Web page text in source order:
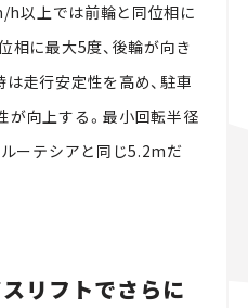
h以上では前輪と同位相に
相に最大5度、後輪が向き
走行安定性を高め、駐車
が向上する。最小回転半径
ーテシアと同じ5.2mだ
リフトでさらに